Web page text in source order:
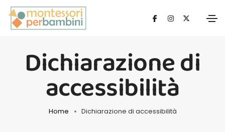
Dichiarazione di
accessibilità
Home Dichiarazione di accessibilità